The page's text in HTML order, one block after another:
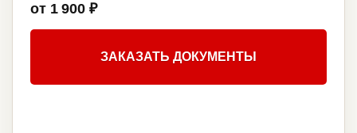
от 1 900 ₽
ЗАКАЗАТЬ ДОКУМЕНТЫ